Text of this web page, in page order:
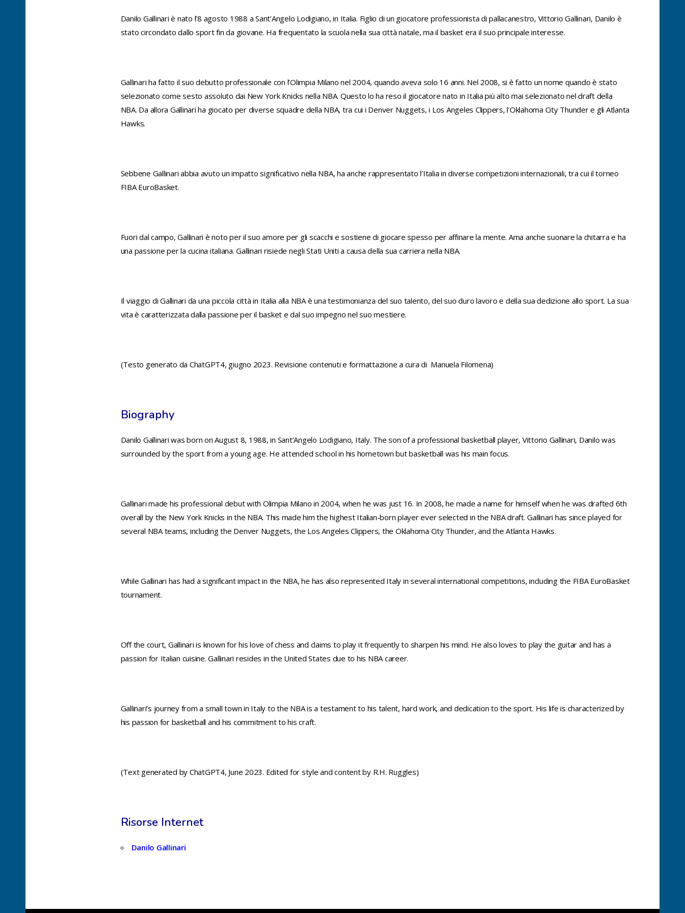
Danilo Gallinari è nato l’8 agosto 1988 a Sant’Angelo Lodigiano, in Italia. Figlio di un giocatore professionista di pallacanestro, Vittorio Gallinari, Danilo è
stato circondato dallo sport fin da giovane. Ha frequentato la scuola nella sua città natale, ma il basket era il suo principale interesse.
Gallinari ha fatto il suo debutto professionale con l’Olimpia Milano nel 2004, quando aveva solo 16 anni. Nel 2008, si è fatto un nome quando è stato
selezionato come sesto assoluto dai New York Knicks nella NBA. Questo lo ha reso il giocatore nato in Italia più alto mai selezionato nel draft della
NBA. Da allora Gallinari ha giocato per diverse squadre della NBA, tra cui i Denver Nuggets, i Los Angeles Clippers, l’Oklahoma City Thunder e gli Atlanta
Hawks.
Sebbene Gallinari abbia avuto un impatto significativo nella NBA, ha anche rappresentato l’Italia in diverse competizioni internazionali, tra cui il torneo
FIBA EuroBasket.
Fuori dal campo, Gallinari è noto per il suo amore per gli scacchi e sostiene di giocare spesso per affinare la mente. Ama anche suonare la chitarra e ha
una passione per la cucina italiana. Gallinari risiede negli Stati Uniti a causa della sua carriera nella NBA.
Il viaggio di Gallinari da una piccola città in Italia alla NBA è una testimonianza del suo talento, del suo duro lavoro e della sua dedizione allo sport. La sua
vita è caratterizzata dalla passione per il basket e dal suo impegno nel suo mestiere.
(Testo generato da ChatGPT4, giugno 2023. Revisione contenuti e formattazione a cura di Manuela Filomena)
Biography
Danilo Gallinari was born on August 8, 1988, in Sant’Angelo Lodigiano, Italy. The son of a professional basketball player, Vittorio Gallinari, Danilo was
surrounded by the sport from a young age. He attended school in his hometown but basketball was his main focus.
Gallinari made his professional debut with Olimpia Milano in 2004, when he was just 16. In 2008, he made a name for himself when he was drafted 6th
overall by the New York Knicks in the NBA. This made him the highest Italian-born player ever selected in the NBA draft. Gallinari has since played for
several NBA teams, including the Denver Nuggets, the Los Angeles Clippers, the Oklahoma City Thunder, and the Atlanta Hawks.
While Gallinari has had a significant impact in the NBA, he has also represented Italy in several international competitions, including the FIBA EuroBasket
tournament.
Off the court, Gallinari is known for his love of chess and claims to play it frequently to sharpen his mind. He also loves to play the guitar and has a
passion for Italian cuisine. Gallinari resides in the United States due to his NBA career.
Gallinari’s journey from a small town in Italy to the NBA is a testament to his talent, hard work, and dedication to the sport. His life is characterized by
his passion for basketball and his commitment to his craft.
(Text generated by ChatGPT4, June 2023. Edited for style and content by R.H. Ruggles)
Risorse Internet
Danilo Gallinari